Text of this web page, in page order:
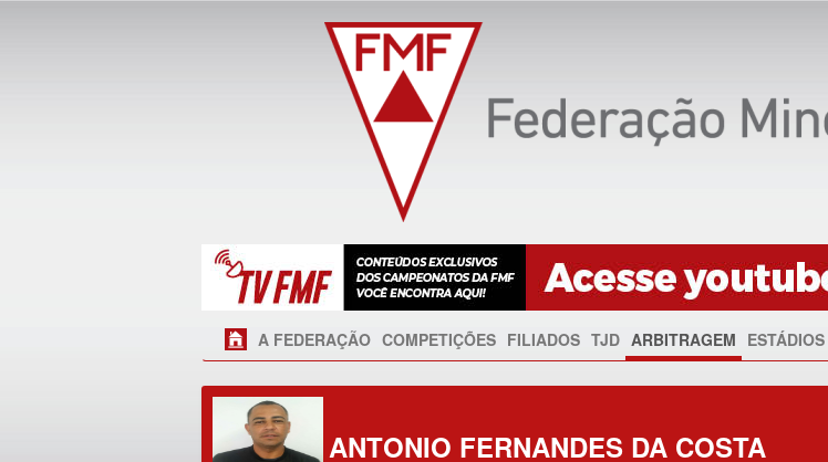
A FEDERAÇÃO COMPETIÇÕES FILIADOS TJD ARBITRAGEM ESTÁDIOS
ANTONIO FERNANDES DA COSTA